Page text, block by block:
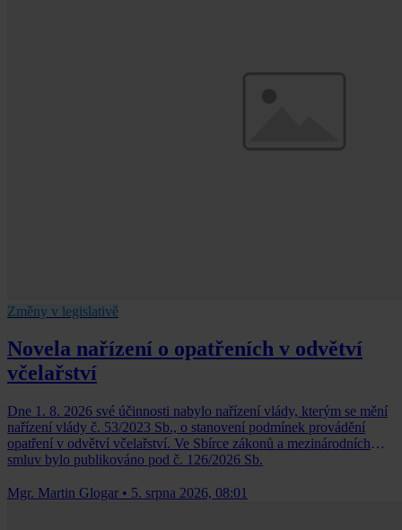
Změny v legislativě
Novela nařízení o opatřeních v odvětví
včelařství
Dne 1. 8. 2026 své účinnosti nabylo nařízení vlády, kterým se mění
nařízení vlády č. 53/2023 Sb., o stanovení podmínek provádění
opatření v odvětví včelařství. Ve Sbírce zákonů a mezinárodních
smluv bylo publikováno pod č. 126/2026 Sb.
Mgr. Martin Glogar • 5. srpna 2026, 08:01